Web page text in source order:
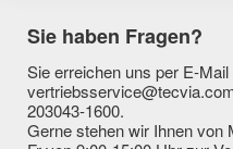
Sie haben Fragen?
Sie erreichen uns per E-Mail
203043-1600.
Gerne stehen wir Ihnen von